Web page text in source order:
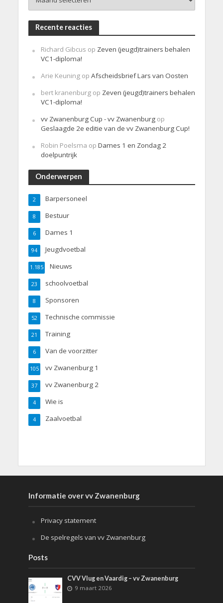
Recente reacties
Richard Gibcus op Zeven (jeugd)trainers behalen
VC1-diploma!
Arie Keuningop Afscheidsbrief Lars van Oosten
bert kranenburgop Zeven (jeugd)trainers behalen
VC1-diploma!
vv Zwanenburg Cup - vv Zwanenburgop
Geslaagde 2e editie van de vv Zwanenburg Cup!
Robin Poelsma op Dames 1 en Zondag 2
doelpuntrijk
Onderwerpen
Barpersoneel
2
Bestuur
8
Dames 1
6
Jeugdvoetbal
94
Nieuws
1.185
schoolvoetbal
23
Sponsoren
8
Technische commissie
52
Training
21
Van de voorzitter
6
vv Zwanenburg 1
105
vv Zwanenburg 2
37
Wie is
4
Zaalvoetbal
4
Informatie over vv Zwanenburg
Privacy statement
De spelregels van vv Zwanenburg
Posts
CVV Vlug en Vaardig – vv Zwanenburg
9 maart 2026